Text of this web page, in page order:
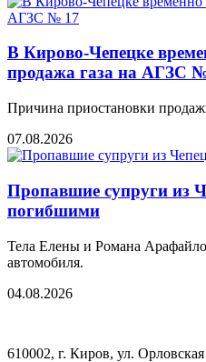
В Кирово-Чепецке
продажа газа на АГЗС
Причина приостановки
07.08.2026
Пропавшие супруги из
погибшими
Тела Елены и Романа
автомобиля.
04.08.2026
610002, г. Киров, ул.